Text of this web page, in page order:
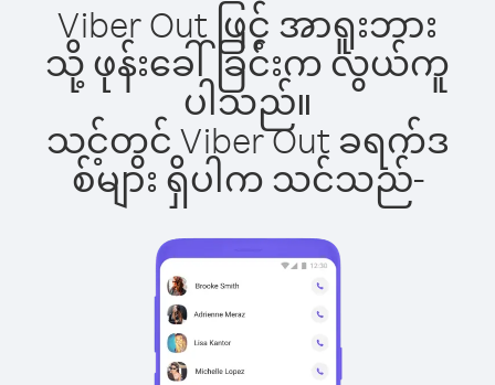
Viber Out ဖြင့် အာရူးဘား
သို့ ဖုန်းခေါ်ခြင်းက လွယ်ကူ
ပါသည်။
သင့်တွင် Viber Out ခရက်ဒ
စ်များ ရှိပါက သင်သည်-